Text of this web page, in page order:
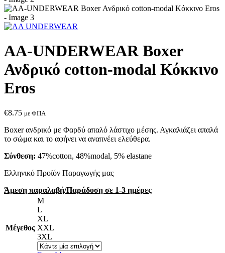
AA-UNDERWEAR Boxer
Ανδρικό cotton-modal Κόκκινο
Eros
€8.75 με ΦΠΑ
Boxer ανδρικό με Φαρδύ απαλό λάστιχο μέσης. Αγκαλιάζει απαλά
το σώμα και το αφήνει να αναπνέει ελεύθερα.
Σύνθεση: 47%cotton, 48%modal, 5% elastane
Ελληνικό Προϊόν Παραγωγής μας
Άμεση παραλαβή/Παράδοση σε 1-3 ημέρες
Μέγεθος
M
L
XL
XXL
3XL